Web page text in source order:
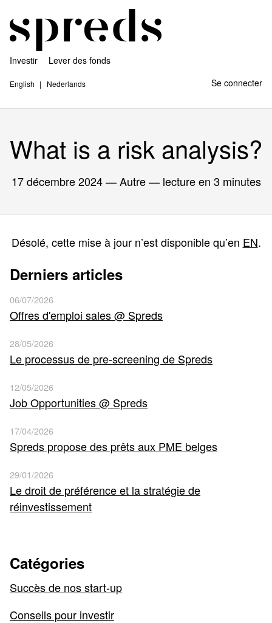
Investir Lever des fonds
English Nederlands Se connecter
What is a risk analysis?
17 décembre 2024— Autre — lecture en 3 minutes
Désolé, cette mise à jour n’est disponible qu’en EN.
Derniers articles
06/07/2026
Offres d'emploi sales @ Spreds
28/05/2026
Le processus de pre-screening de Spreds
12/05/2026
Job Opportunities @ Spreds
17/04/2026
Spreds propose des prêts aux PME belges
29/01/2026
Le droit de préférence et la stratégie de
réinvestissement
Catégories
Succès de nos start-up
Conseils pour investir